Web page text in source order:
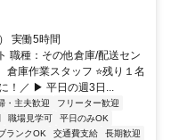
殿場駅から車で５分 JR御
実働5時間
職種：その他倉庫/配送セン
庫作業スタッフ ⭐残り１名
！／ ▶ 平日の週3日...
・主夫歓迎
フリーター歓迎
職場見学可
平日のみOK
ランクOK 交通費支給
長期歓迎